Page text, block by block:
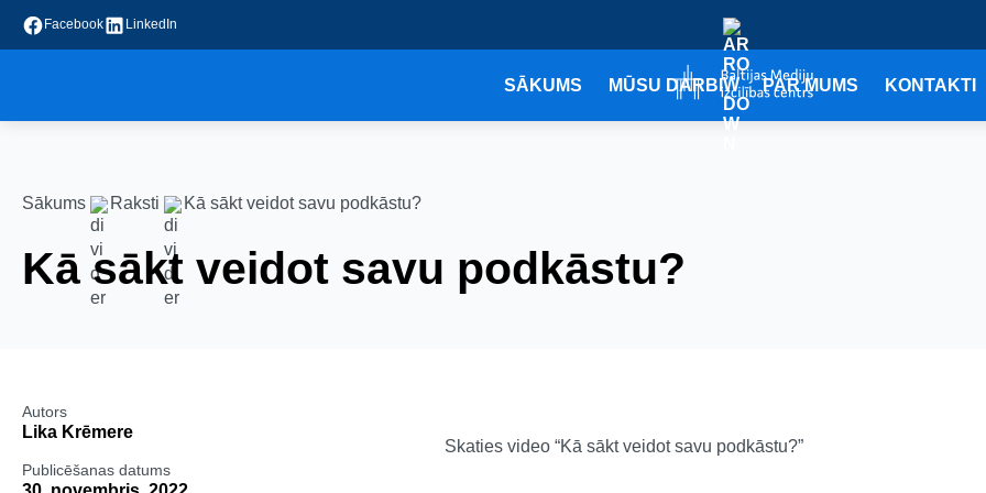
Facebook LinkedIn
SĀKUMS MŪSU DARBI PAR MUMS KONTAKTI
Sākums Raksti Kā sākt veidot savu podkāstu?
Kā sākt veidot savu podkāstu?
Autors
Lika Krēmere
Publicēšanas datums
Skaties video “Kā sākt veidot savu podkāstu?”